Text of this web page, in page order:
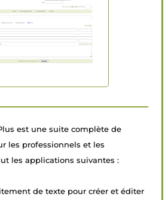
est une suite complète de
les professionnels et les
les applications suivantes :
de texte pour créer et éditer